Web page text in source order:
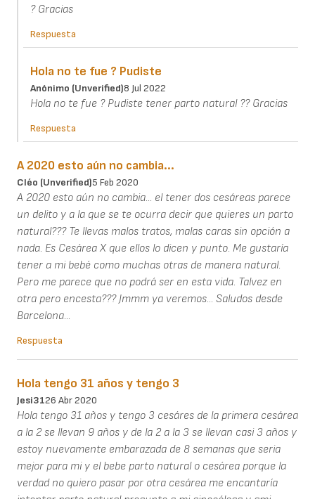
? Gracias
Respuesta
Hola no te fue ? Pudiste
Anónimo (unverified)8 Jul 2022
Hola no te fue ? Pudiste tener parto natural ?? Gracias
Respuesta
A 2020 esto aún no cambia...
Cléo (unverified)5 Feb 2020
A 2020 esto aún no cambia... el tener dos cesáreas parece
un delito y a la que se te ocurra decir que quieres un parto
natural??? Te llevas malos tratos, malas caras sin opción a
nada. Es Cesárea X que ellos lo dicen y punto. Me gustaría
tener a mi bebé como muchas otras de manera natural.
Pero me parece que no podrá ser en esta vida. Talvez en
otra pero encesta??? Jmmm ya veremos... Saludos desde
Barcelona...
Respuesta
Hola tengo 31 años y tengo 3
Jesi3126 Abr 2020
Hola tengo 31 años y tengo 3 cesáres de la primera cesárea
a la 2 se llevan 9 años y de la 2 a la 3 se llevan casi 3 años y
estoy nuevamente embarazada de 8 semanas que seria
mejor para mi y el bebe parto natural o cesárea porque la
verdad no quiero pasar por otra cesárea me encantaría